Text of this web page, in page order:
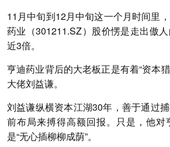
11月中旬到12月中旬这一个月时间里
药业（301211.SZ）股价愣是走出傲
近3倍。
亨迪药业背后的大老板正是有着“资本
大佬刘益谦。
刘益谦纵横资本江湖30年，善于通过
前布局来搏得高额回报。只是，他对
是“无心插柳柳成荫”。